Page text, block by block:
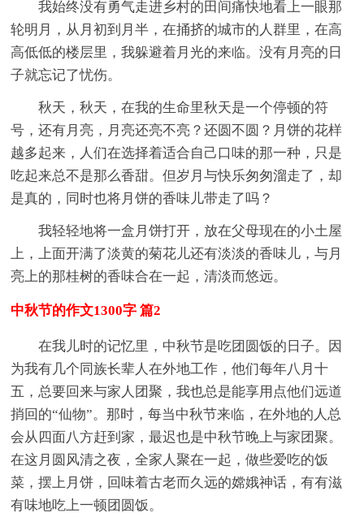
我始终没有勇气走进乡村的田间痛快地看上一眼那
轮明月，从月初到月半，在捅挤的城市的人群里，在高
高低低的楼层里，我躲避着月光的来临。没有月亮的日
子就忘记了忧伤。
秋天，秋天，在我的生命里秋天是一个停顿的符
号，还有月亮，月亮还亮不亮？还圆不圆？月饼的花样
越多起来，人们在选择着适合自己口味的那一种，只是
吃起来总不是那么香甜。但岁月与快乐匆匆溜走了，却
是真的，同时也将月饼的香味儿带走了吗？
我轻轻地将一盒月饼打开，放在父母现在的小土屋
上，上面开满了淡黄的菊花儿还有淡淡的香味儿，与月
亮上的那桂树的香味合在一起，清淡而悠远。
中秋节的作文1300字 篇2
在我儿时的记忆里，中秋节是吃团圆饭的日子。因
为我有几个同族长辈人在外地工作，他们每年八月十
五，总要回来与家人团聚，我也总是能享用点他们远道
捎回的“仙物”。那时，每当中秋节来临，在外地的人总
会从四面八方赶到家，最迟也是中秋节晚上与家团聚。
在这月圆风清之夜，全家人聚在一起，做些爱吃的饭
菜，摆上月饼，回味着古老而久远的嫦娥神话，有有滋
有味地吃上一顿团圆饭。